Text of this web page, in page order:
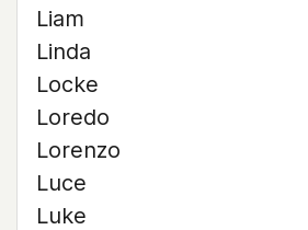
Liam
Linda
Locke
Loredo
Lorenzo
Luce
Luke